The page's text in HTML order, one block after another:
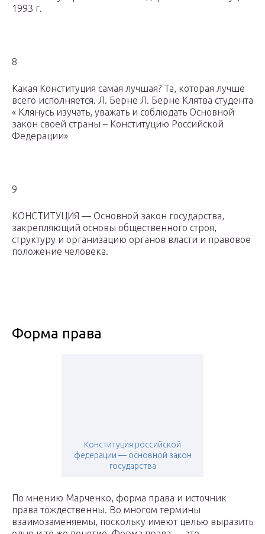
1993 г.
8
Какая Конституция самая лучшая? Та, которая лучше
всего исполняется. Л. Берне Л. Берне Клятва студента
« Клянусь изучать, уважать и соблюдать Основной
закон своей страны – Конституцию Российской
Федерации»
9
КОНСТИТУЦИЯ — Основной закон государства,
закрепляющий основы общественного строя,
структуру и организацию органов власти и правовое
положение человека.
Форма права
Конституция российской
федерации — основной закон
государства
По мнению Марченко, форма права и источник
права тождественны. Во многом термины
взаимозаменяемы, поскольку имеют целью выразить